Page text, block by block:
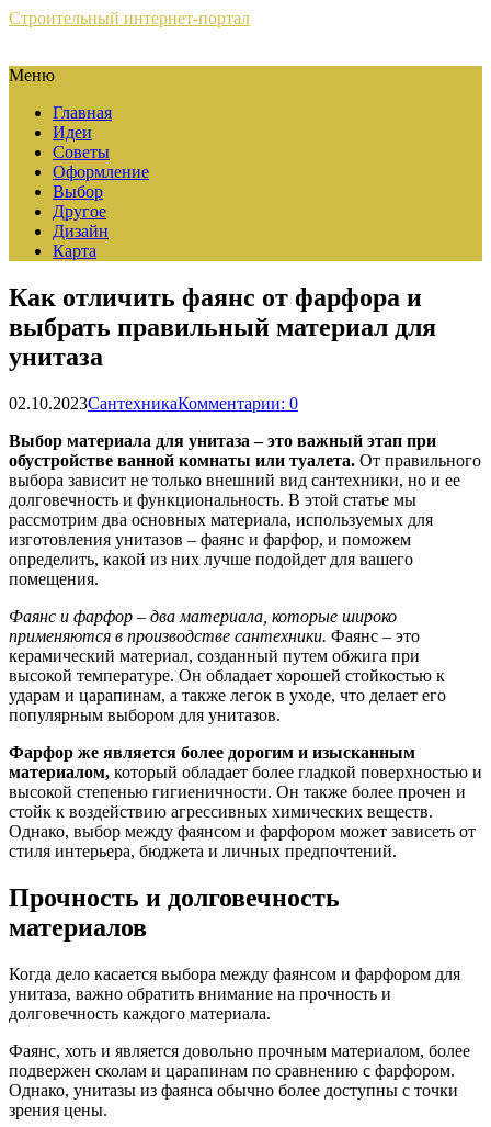
Строительный интернет-портал
Меню
Главная
Идеи
Советы
Оформление
Выбор
Другое
Дизайн
Карта
Как отличить фаянс от фарфора и
выбрать правильный материал для
унитаза
02.10.2023СантехникаКомментарии: 0
Выбор материала для унитаза – это важный этап при
обустройстве ванной комнаты или туалета. От правильного
выбора зависит не только внешний вид сантехники, но и ее
долговечность и функциональность. В этой статье мы
рассмотрим два основных материала, используемых для
изготовления унитазов – фаянс и фарфор, и поможем
определить, какой из них лучше подойдет для вашего
помещения.
Фаянс и фарфор – два материала, которые широко
применяются в производстве сантехники. Фаянс – это
керамический материал, созданный путем обжига при
высокой температуре. Он обладает хорошей стойкостью к
ударам и царапинам, а также легок в уходе, что делает его
популярным выбором для унитазов.
Фарфор же является более дорогим и изысканным
материалом, который обладает более гладкой поверхностью и
высокой степенью гигиеничности. Он также более прочен и
стойк к воздействию агрессивных химических веществ.
Однако, выбор между фаянсом и фарфором может зависеть от
стиля интерьера, бюджета и личных предпочтений.
Прочность и долговечность
материалов
Когда дело касается выбора между фаянсом и фарфором для
унитаза, важно обратить внимание на прочность и
долговечность каждого материала.
Фаянс, хоть и является довольно прочным материалом, более
подвержен сколам и царапинам по сравнению с фарфором.
Однако, унитазы из фаянса обычно более доступны с точки
зрения цены.